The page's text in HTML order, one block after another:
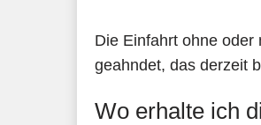
Die Einfahrt ohne
geahndet, das derzeit
Wo erhalte ich